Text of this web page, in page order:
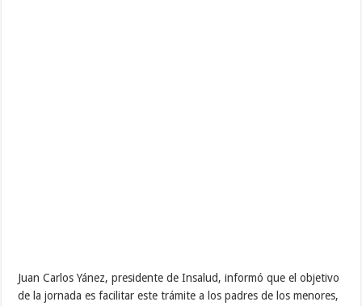
Juan Carlos Yánez, presidente de Insalud, informó que el objetivo
de la jornada es facilitar este trámite a los padres de los menores,